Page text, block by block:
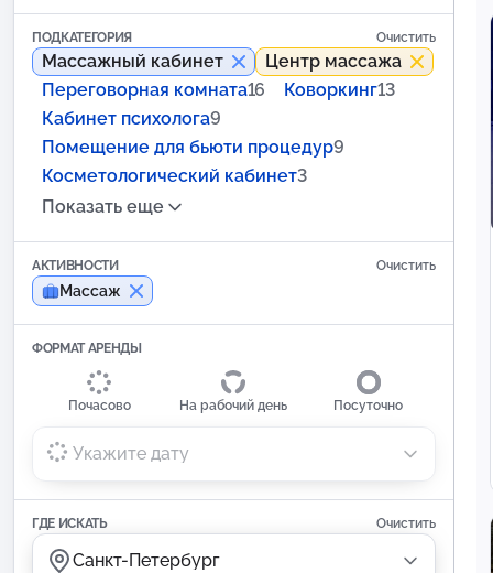
ПОДКАТЕГОРИЯ Очистить
Массажный кабинет
Центр массажа
Переговорная комната16 Коворкинг13
Кабинет психолога9
Помещение для бьюти процедур9
Косметологический кабинет3
Показать еще
АКТИВНОСТИ Очистить
Массаж
ФОРМАТ АРЕНДЫ
Почасово На рабочий день Посуточно
Укажите дату
ГДЕ ИСКАТЬ Очистить
Санкт-Петербург